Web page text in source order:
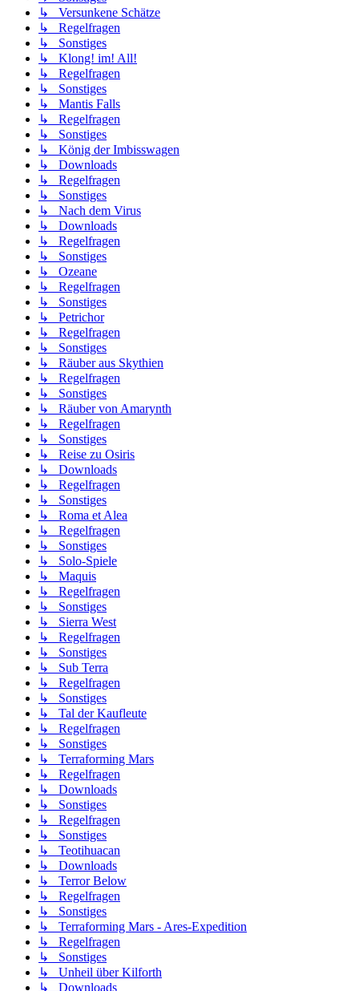
↳ Versunkene Schätze
↳ Regelfragen
↳ Sonstiges
↳ Klong! im! All!
↳ Regelfragen
↳ Sonstiges
↳ Mantis Falls
↳ Regelfragen
↳ Sonstiges
↳ König der Imbisswagen
↳ Downloads
↳ Regelfragen
↳ Sonstiges
↳ Nach dem Virus
↳ Downloads
↳ Regelfragen
↳ Sonstiges
↳ Ozeane
↳ Regelfragen
↳ Sonstiges
↳ Petrichor
↳ Regelfragen
↳ Sonstiges
↳ Räuber aus Skythien
↳ Regelfragen
↳ Sonstiges
↳ Räuber von Amarynth
↳ Regelfragen
↳ Sonstiges
↳ Reise zu Osiris
↳ Downloads
↳ Regelfragen
↳ Sonstiges
↳ Roma et Alea
↳ Regelfragen
↳ Sonstiges
↳ Solo-Spiele
↳ Maquis
↳ Regelfragen
↳ Sonstiges
↳ Sierra West
↳ Regelfragen
↳ Sonstiges
↳ Sub Terra
↳ Regelfragen
↳ Sonstiges
↳ Tal der Kaufleute
↳ Regelfragen
↳ Sonstiges
↳ Terraforming Mars
↳ Regelfragen
↳ Downloads
↳ Sonstiges
↳ Regelfragen
↳ Sonstiges
↳ Teotihuacan
↳ Downloads
↳ Terror Below
↳ Regelfragen
↳ Sonstiges
↳ Terraforming Mars - Ares-Expedition
↳ Regelfragen
↳ Sonstiges
↳ Unheil über Kilforth
↳ Downloads